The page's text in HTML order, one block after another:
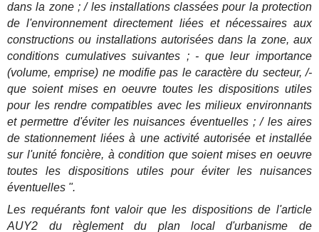
dans la zone ; / les installations classées pour la protection
de l'environnement directement liées et nécessaires aux
constructions ou installations autorisées dans la zone, aux
conditions cumulatives suivantes ; - que leur importance
(volume, emprise) ne modifie pas le caractère du secteur, /-
que soient mises en oeuvre toutes les dispositions utiles
pour les rendre compatibles avec les milieux environnants
et permettre d'éviter les nuisances éventuelles ; / les aires
de stationnement liées à une activité autorisée et installée
sur l'unité foncière, à condition que soient mises en oeuvre
toutes les dispositions utiles pour éviter les nuisances
éventuelles ".
Les requérants font valoir que les dispositions de l'article
AUY2 du règlement du plan local d'urbanisme de